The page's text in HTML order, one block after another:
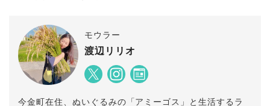
モウラー
渡辺リリオ
今金町在住、ぬいぐるみの「アミーゴス」と生活するラ